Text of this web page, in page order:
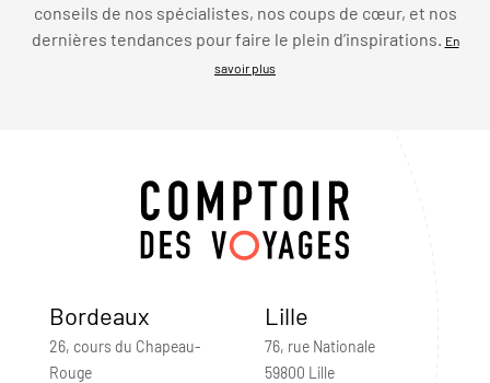
conseils de nos spécialistes, nos coups de cœur, et nos
dernières tendances pour faire le plein d’inspirations.
En
savoir plus
Bordeaux
26, cours du Chapeau-
Rouge
Lille
76, rue Nationale
59800 Lille